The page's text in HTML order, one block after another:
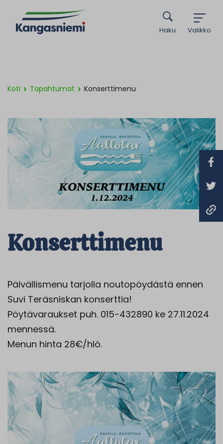
Valikko
Haku
Koti Tapahtumat Konserttimenu
Konserttimenu
Päivällismenu tarjolla noutopöydästä ennen
Suvi Teräsniskan konserttia!
Pöytävaraukset puh. 015-432890 ke 27.11.2024
mennessä.
Menun hinta 28€/hlö.